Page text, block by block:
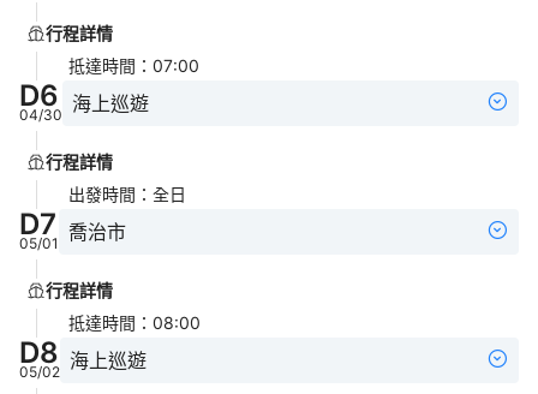
行程詳情
抵達時間 ： 07:00
D6
04/30 海上巡遊
行程詳情
出發時間 ： 全日
D7
05/01 喬治市
行程詳情
抵達時間 ： 08:00
D8
05/02 海上巡遊